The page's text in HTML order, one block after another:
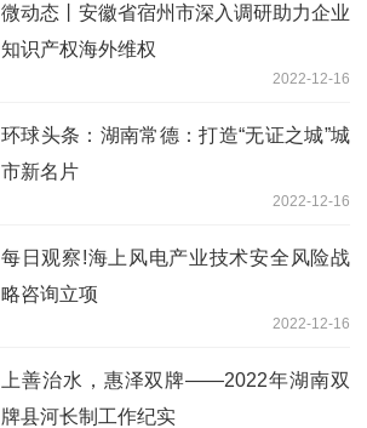
微动态丨安徽省宿州市深入调研助力企业
知识产权海外维权
2022-12-16
环球头条：湖南常德：打造“无证之城”城
市新名片
2022-12-16
每日观察!海上风电产业技术安全风险战
略咨询立项
2022-12-16
上善治水，惠泽双牌——2022年湖南双
牌县河长制工作纪实